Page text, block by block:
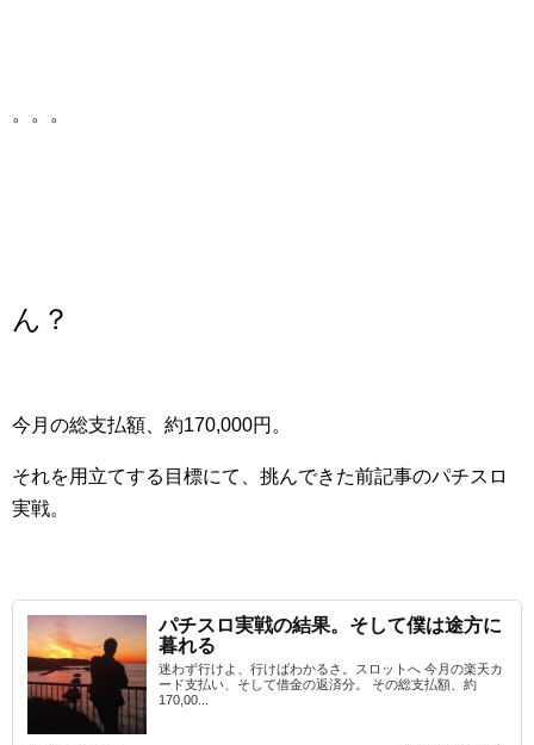
。。。
ん？
今月の総支払額、約170,000円。
それを用立てする目標にて、挑んできた前記事のパチスロ
実戦。
パチスロ実戦の結果。そして僕は途方に
暮れる
迷わず行けよ、行けばわかるさ。スロットへ 今月の楽天カ
ード支払い、そして借金の返済分。 その総支払額、約
170,00...